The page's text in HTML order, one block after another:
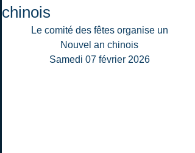
chinois
Le comité des fêtes organise un
Nouvel an chinois
Samedi 07 février 2026